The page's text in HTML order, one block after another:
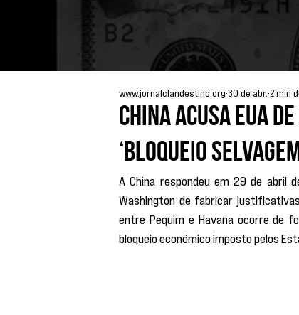
China acusa EUA
‘bloqueio
www.jornalclandestino.org30 de abr.2 min
A China respondeu em 29 de abril
Washington de fabricar
entre Pequim e Havana ocorre de
bloqueio econômico imposto pelos